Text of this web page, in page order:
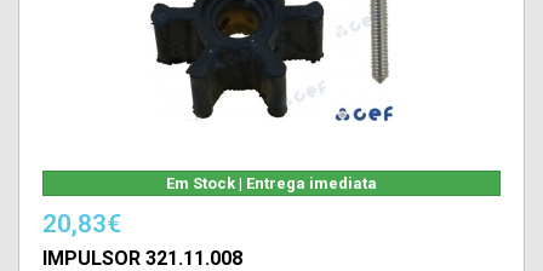
Em Stock | Entrega imediata
20,83€
IMPULSOR 321.11.008